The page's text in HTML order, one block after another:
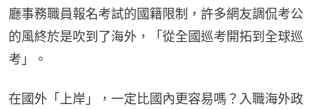
廳事務職員報名考試的國籍限制，許多網友調侃考公
的風終於是吹到了海外，「從全國巡考開拓到全球巡
考」。
在國外「上岸」，一定比國內更容易嗎？入職海外政